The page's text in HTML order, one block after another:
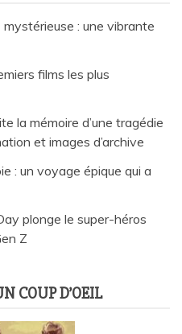
mystérieuse : une vibrante
films les plus
la mémoire d’une tragédie
et images d’archive
: un voyage épique qui a
plonge le super-héros
Z
COUP D’OEIL